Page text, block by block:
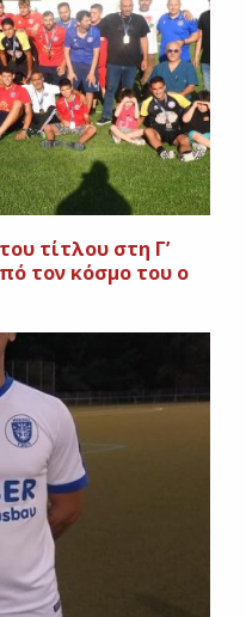
τίτλου στη Γ’
τον κόσμο του ο